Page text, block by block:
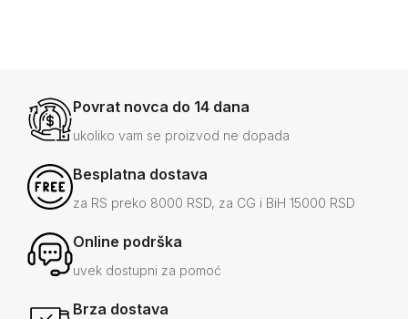
Povrat novca do 14 dana
ukoliko vam se proizvod ne dopada
Besplatna dostava
za RS preko 8000 RSD, za CG i BiH 15000 RSD
Online podrška
uvek dostupni za pomoć
Brza dostava